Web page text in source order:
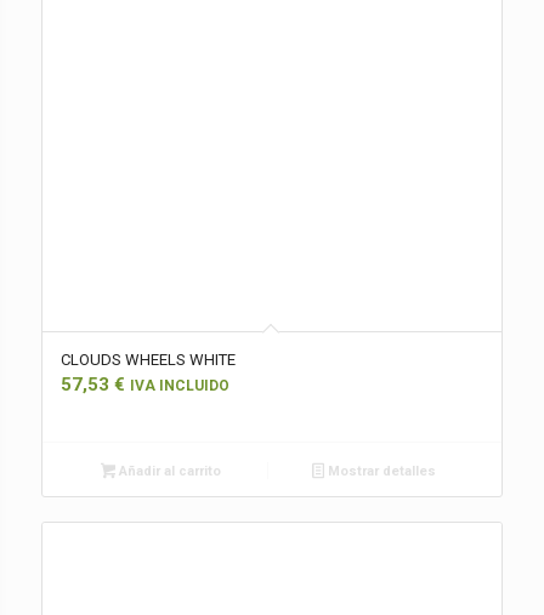
CLOUDS WHEELS WHITE
57,53 € IVA INCLUIDO
Añadir al carrito Mostrar detalles